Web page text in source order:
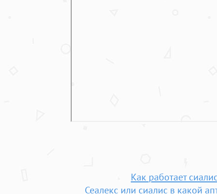
Как работает
Сеалекс или сиалис в какой